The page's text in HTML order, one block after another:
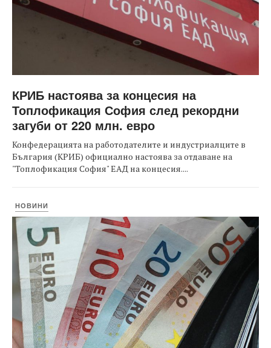
КРИБ настоява за концесия на
Топлофикация София след рекордни
загуби от 220 млн. евро
Конфедерацията на работодателите и индустриалците в
България (КРИБ) официално настоява за отдаване на
"Топлофикация София" ЕАД на концесия....
НОВИНИ